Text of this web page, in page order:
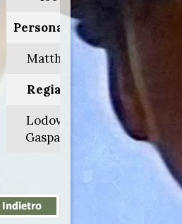
Personaggio:
Matthew
Regia di:
Lodovico
Gasparini